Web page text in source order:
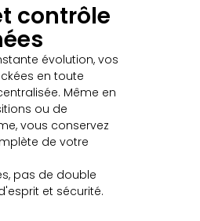
contrôle
évolution, vos
en toute
Même en
ou de
vous conservez
de votre
pas de double
et sécurité.